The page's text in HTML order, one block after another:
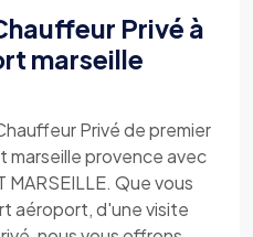
Privé à
marseille
Privé de premier
marseille provence avec
MARSEILLE. Que vous
aéroport, d'une visite